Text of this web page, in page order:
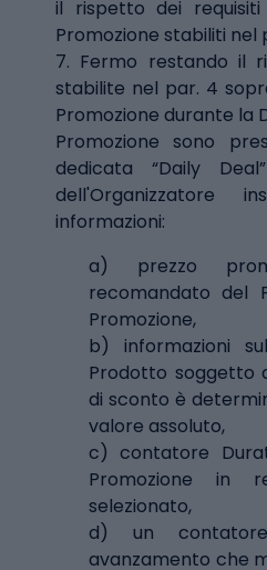
il rispetto dei
Promozione stabiliti
7. Fermo restando il
stabilite nel par. 4
Promozione durante la
Promozione sono
dedicata “Daily
dell'Organizzatore
informazioni:
a) prezzo
recomandato del
Promozione,
b) informazioni
Prodotto soggetto
di sconto è
valore assoluto,
c) contatore
Promozione in
selezionato,
d) un
avanzamento che